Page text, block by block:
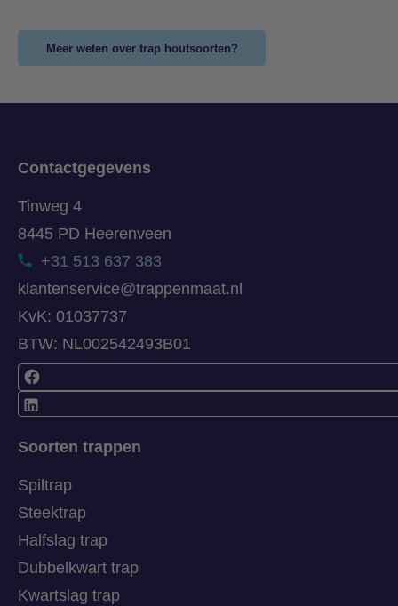
Meer weten over trap houtsoorten?
Soorten trappen
Spiltrap
Steektrap
Halfslag trap
Dubbelkwart trap
Kwartslag trap
Contactgegevens
Tinweg 4
8445 PD Heerenveen
+31 513 637 383
klantenservice@trappenmaat.nl
KvK: 01037737
BTW: NL002542493B01